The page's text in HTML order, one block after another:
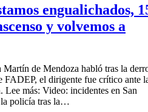
engualichados,
y volvemos a
de Mendoza habló tras la
FADEP, el dirigente fue crítico ante
Lee más: Video: incidentes en San
policía tras la…